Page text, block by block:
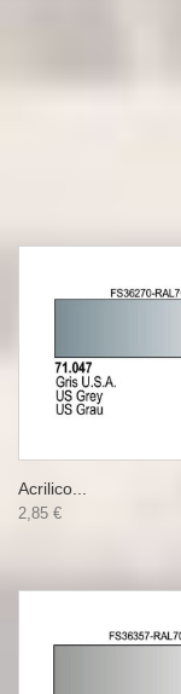
Acrilico...
2,85 €